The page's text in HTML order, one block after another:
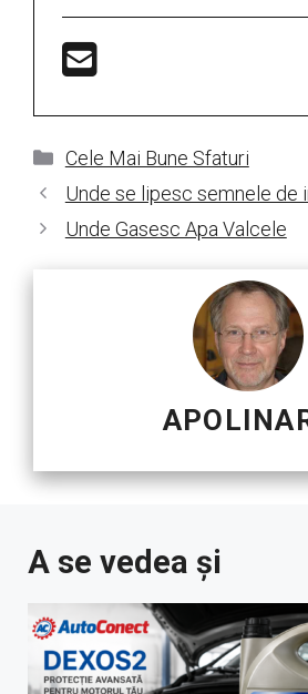
Categorii
Cele Mai Bune Sfaturi
Unde se lipesc semnele de
Unde Gasesc Apa Valcele
A se vedea și